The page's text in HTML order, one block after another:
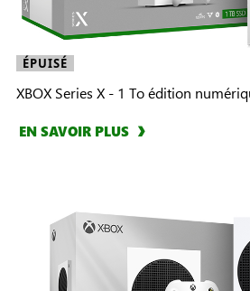
ÉPUISÉ
XBOX Series X - 1 To édition
EN SAVOIR PLUS